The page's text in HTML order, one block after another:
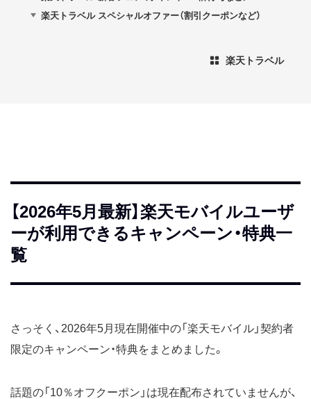
楽天トラベル スペシャルオファー（割引クーポンなど）
楽天トラベル
【2026年5月最新】楽天モバイルユーザ
ーが利用できるキャンペーン・特典一
覧
さっそく、2026年5月現在開催中の「楽天モバイル」契約者
限定のキャンペーン・特典をまとめました。
話題の「10％オフクーポン」は現在配布されていませんが、